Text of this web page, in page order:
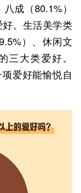
成（80.1%）
。生活美学类
）、休闲文
三大类爱好。
爱好能愉悦自